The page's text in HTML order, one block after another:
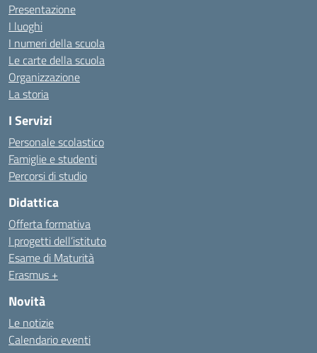
Presentazione
I luoghi
I numeri della scuola
Le carte della scuola
Organizzazione
La storia
I Servizi
Personale scolastico
Famiglie e studenti
Percorsi di studio
Didattica
Offerta formativa
I progetti dell’istituto
Esame di Maturità
Erasmus +
Novità
Le notizie
Calendario eventi